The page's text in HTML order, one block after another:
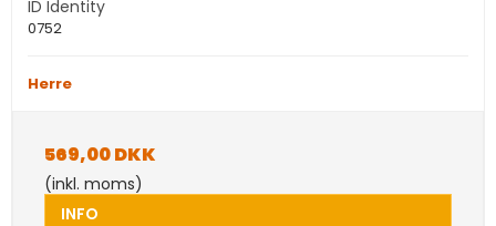
ID Identity
0752
Herre
569,00 DKK
(inkl. moms)
INFO